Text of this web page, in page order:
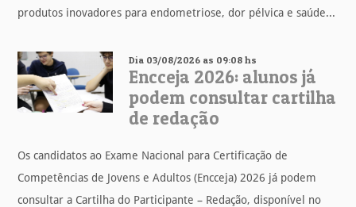
produtos inovadores para endometriose, dor pélvica e saúde...
Dia 03/08/2026 as 09:08 hs
Encceja 2026: alunos já
podem consultar cartilha
de redação
Os candidatos ao Exame Nacional para Certificação de
Competências de Jovens e Adultos (Encceja) 2026 já podem
consultar a Cartilha do Participante – Redação, disponível no